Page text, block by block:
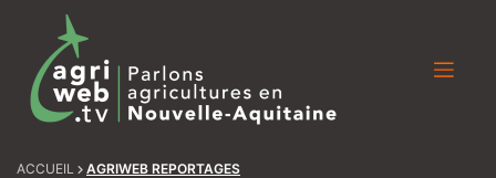
ACCUEIL AGRIWEB REPORTAGES